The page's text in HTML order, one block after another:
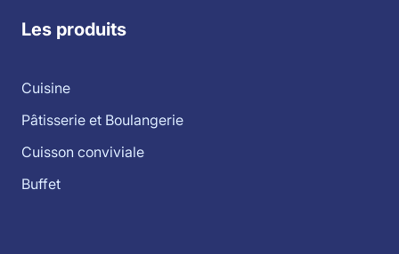
Les produits
Cuisine
Pâtisserie et Boulangerie
Cuisson conviviale
Buffet